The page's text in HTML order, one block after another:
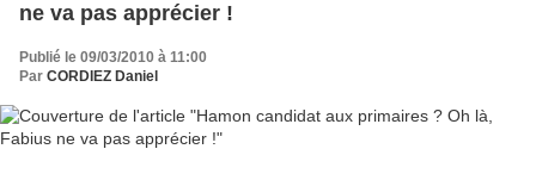
ne va pas apprécier !
Publié le 09/03/2010 à 11:00
Par CORDIEZ Daniel